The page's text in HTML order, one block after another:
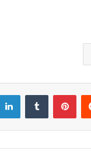
LinkedInTumblr